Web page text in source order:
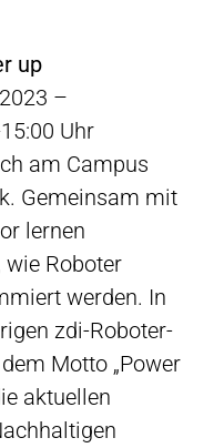
up
–
Uhr
am Campus
Gemeinsam mit
lernen
wie Roboter
werden. In
zdi-Roboter-
Motto „Power
aktuellen